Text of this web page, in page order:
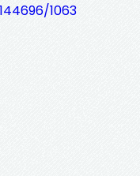
1063